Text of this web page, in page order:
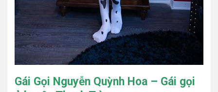
Gái Gọi Nguyễn Quỳnh Hoa – Gái gọi